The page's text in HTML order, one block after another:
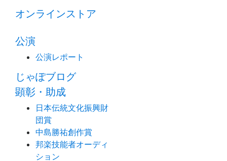
オンラインストア
公演
公演レポート
じゃぽブログ
顕彰・助成
日本伝統文化振興財
団賞
中島勝祐創作賞
邦楽技能者オーディ
ション